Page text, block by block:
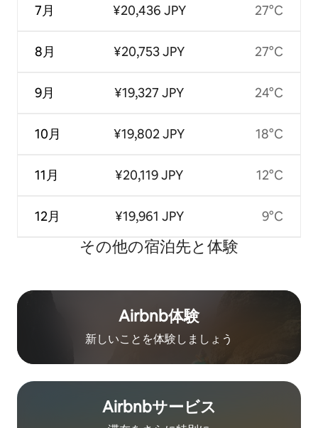
7月
8月
9月
10月
11月
12月
¥20,436 JPY
¥20,753 JPY
¥19,327 JPY
¥19,802 JPY
¥20,119 JPY
¥19,961 JPY
27°C
27°C
24°C
18°C
12°C
9°C
その他の宿⁠泊⁠先と体⁠験
Airbnb体験
新しいことを体験しましょう
Airbnb⁠サ⁠ー⁠ビ⁠ス